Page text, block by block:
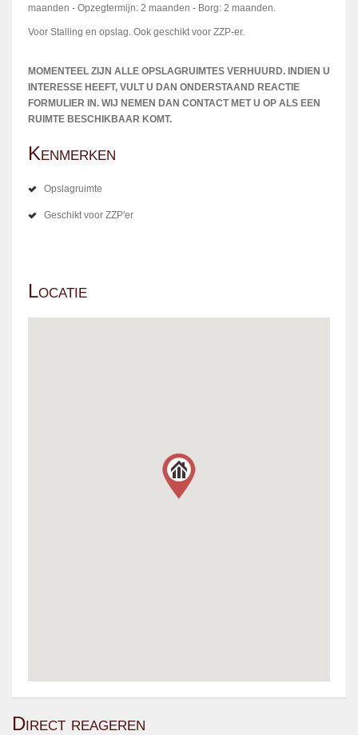
maanden - Opzegtermijn: 2 maanden - Borg: 2 maanden.
Voor Stalling en opslag. Ook geschikt voor ZZP-er.
MOMENTEEL ZIJN ALLE OPSLAGRUIMTES VERHUURD. INDIEN U
INTERESSE HEEFT, VULT U DAN ONDERSTAAND REACTIE
FORMULIER IN. WIJ NEMEN DAN CONTACT MET U OP ALS EEN
RUIMTE BESCHIKBAAR KOMT.
Kenmerken
Opslagruimte
Geschikt voor ZZP'er
Locatie
Direct reageren